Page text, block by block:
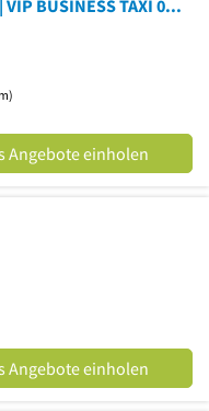
🚕TAXI ÖZMEN STUTTGART🚕 | VIP BUSINESS TAXI 0711 | Jetzt Bestellen | WhatsApp 24/7 | Taxi Service | Großraum 7P. |Transfer
Angebote einholen
Angebote einholen